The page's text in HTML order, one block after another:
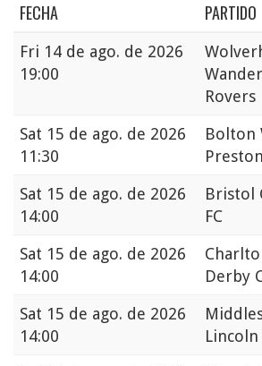
FECHA PARTIDO
Fri 14 de ago. de 2026
19:00
Rovers
Sat 15 de ago. de 2026
11:30
Bolton
Sat 15 de ago. de 2026
14:00
Bristol
FC
Sat 15 de ago. de 2026
14:00
Derby
Sat 15 de ago. de 2026
14:00
Lincoln